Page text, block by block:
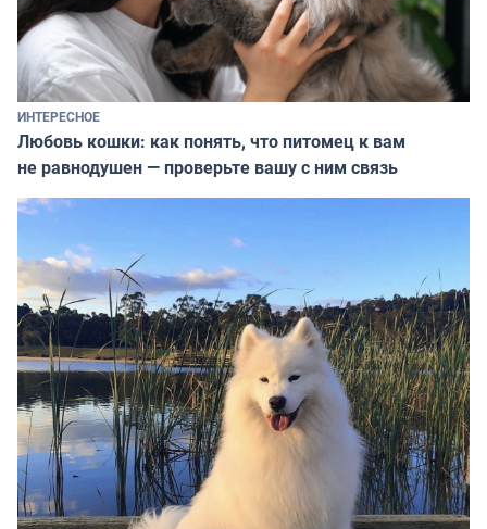
ИНТЕРЕСНОЕ
Любовь кошки: как понять, что питомец к вам
не равнодушен — проверьте вашу с ним связь